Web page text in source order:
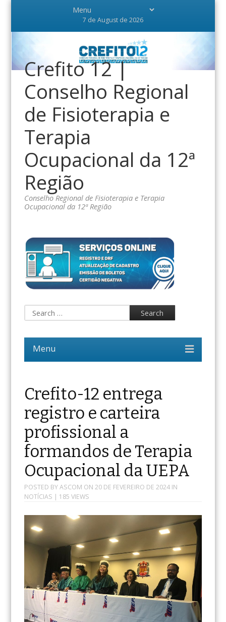
7 de August de 2026
Crefito 12 |
Conselho Regional
de Fisioterapia e
Terapia
Ocupacional da 12ª
Região
Conselho Regional de Fisioterapia e Terapia
Ocupacional da 12ª Região
Crefito-12 entrega
registro e carteira
profissional a
formandos de Terapia
Ocupacional da UEPA
POSTED BYASCOM ON 20 DE FEVEREIRO DE 2024IN
NOTÍCIAS | 185 VIEWS